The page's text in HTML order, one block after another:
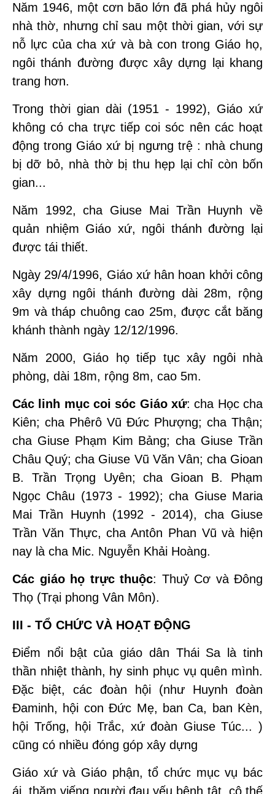
Năm 1946, một cơn bão lớn đã phá hủy ngôi
nhà thờ, nhưng chỉ sau một thời gian, với sự
nỗ lực của cha xứ và bà con trong Giáo họ,
ngôi thánh đường được xây dựng lại khang
trang hơn.
Trong thời gian dài (1951 - 1992), Giáo xứ
không có cha trực tiếp coi sóc nên các hoạt
động trong Giáo xứ bị ngưng trệ : nhà chung
bị dỡ bỏ, nhà thờ bị thu hẹp lại chỉ còn bốn
gian...
Năm 1992, cha Giuse Mai Trần Huynh về
quản nhiệm Giáo xứ, ngôi thánh đường lại
được tái thiết.
Ngày 29/4/1996, Giáo xứ hân hoan khởi công
xây dựng ngôi thánh đường dài 28m, rộng
9m và tháp chuông cao 25m, được cắt băng
khánh thành ngày 12/12/1996.
Năm 2000, Giáo họ tiếp tục xây ngôi nhà
phòng, dài 18m, rộng 8m, cao 5m.
Các linh mục coi sóc Giáo xứ: cha Học cha
Kiên; cha Phêrô Vũ Đức Phượng; cha Thận;
cha Giuse Phạm Kim Bảng; cha Giuse Trần
Châu Quý; cha Giuse Vũ Văn Vân; cha Gioan
B. Trần Trọng Uyên; cha Gioan B. Phạm
Ngọc Châu (1973 - 1992); cha Giuse Maria
Mai Trần Huynh (1992 - 2014), cha Giuse
Trần Văn Thực, cha Antôn Phan Vũ và hiện
nay là cha Mic. Nguyễn Khải Hoàng.
Các giáo họ trực thuộc: Thuỷ Cơ và Đông
Thọ (Trại phong Vân Môn).
III - TỔ CHỨC VÀ HOẠT ĐỘNG
Điểm nổi bật của giáo dân Thái Sa là tinh
thần nhiệt thành, hy sinh phục vụ quên mình.
Đặc biệt, các đoàn hội (như Huynh đoàn
Đaminh, hội con Đức Mẹ, ban Ca, ban Kèn,
hội Trống, hội Trắc, xứ đoàn Giuse Túc... )
cũng có nhiều đóng góp xây dựng
Giáo xứ và Giáo phận, tổ chức mục vụ bác
ái, thăm viếng người đau yếu bệnh tật, cô thế